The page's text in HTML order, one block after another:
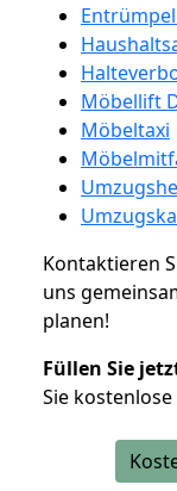
Möbellift
Möbeltaxi
Kontaktieren
uns
planen!
Füllen Sie
Sie